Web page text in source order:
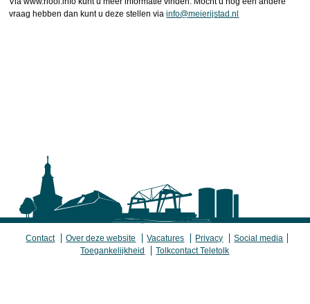
vraag hebben dan kunt u deze stellen viainfo@meierijstad.nl
Contact Over deze website Vacatures Privacy
Social media
Toegankelijkheid
Tolkcontact Teletolk